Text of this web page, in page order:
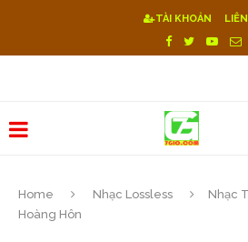
TÀI KHOẢN
Home Nhạc Lossless Nhạc
Hoàng Hôn